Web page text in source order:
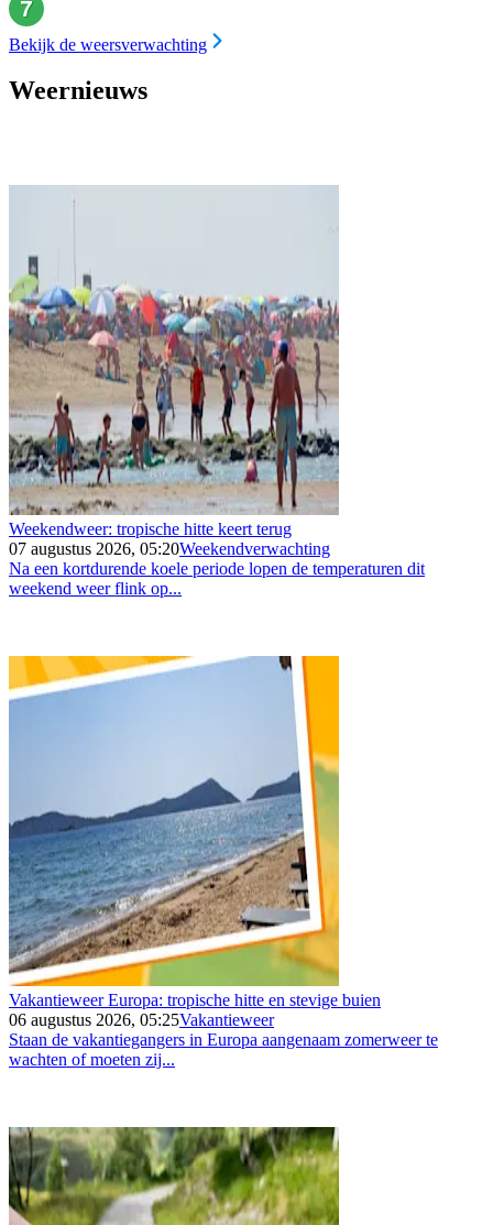
Bekijk de weersverwachting
Weernieuws
Weekendweer: tropische hitte keert terug
07 augustus 2026, 05:20Weekendverwachting
Na een kortdurende koele periode lopen de temperaturen dit
weekend weer flink op...
Vakantieweer Europa: tropische hitte en stevige buien
06 augustus 2026, 05:25Vakantieweer
Staan de vakantiegangers in Europa aangenaam zomerweer te
wachten of moeten zij...